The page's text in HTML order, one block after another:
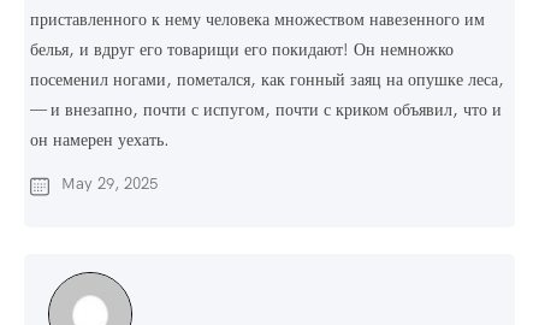
приставленного к нему человека множеством навезенного им
белья, и вдруг его товарищи его покидают! Он немножко
посеменил ногами, пометался, как гонный заяц на опушке леса,
— и внезапно, почти с испугом, почти с криком объявил, что и
он намерен уехать.
May 29, 2025